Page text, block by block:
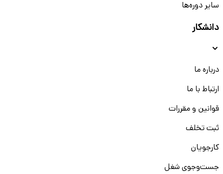
سایر دوره‌ها
دانشکار
درباره ما
ارتباط با ما
قوانین و مقررات
ثبت تخلف
کارجویان
جست‌و‌جوی شغل